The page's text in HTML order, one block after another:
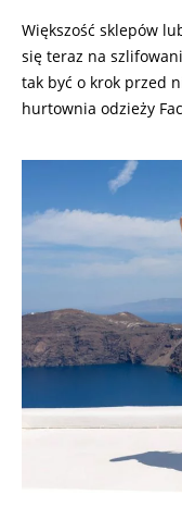
Większość sklepów
się teraz na
tak być o krok przed
hurtownia odzieży